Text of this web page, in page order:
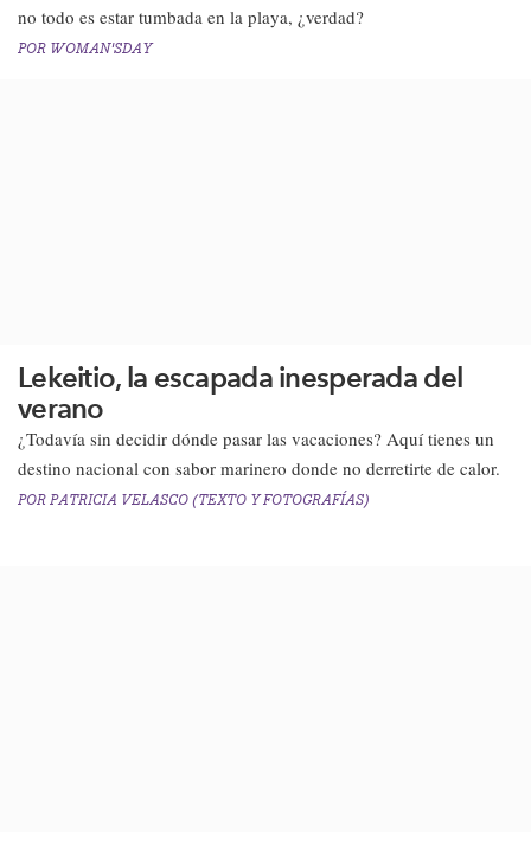
no todo es estar tumbada en la playa, ¿verdad?​
POR WOMAN'SDAY
Lekeitio, la escapada inesperada del
verano
¿Todavía sin decidir dónde pasar las vacaciones? Aquí tienes un
destino nacional con sabor marinero donde no derretirte de calor.​
POR PATRICIA VELASCO (TEXTO Y FOTOGRAFÍAS)